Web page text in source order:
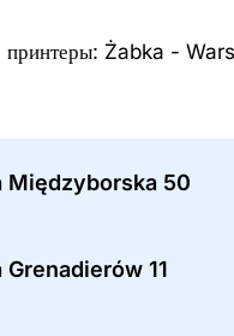
принтеры: Żabka -
Międzyborska 50
11